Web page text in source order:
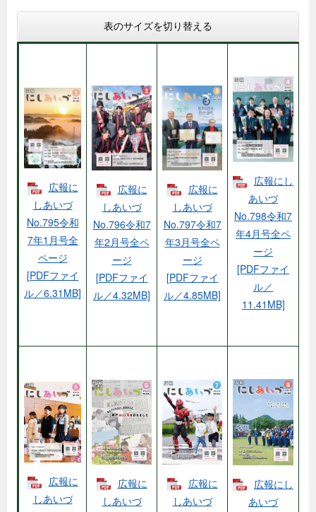
表のサイズを切り替える
広報に
しあいづ
No.795令和
7年1月号全
ページ
[PDFファイ
ル／6.31MB]
広報に
しあいづ
No.796令和7
年2月号全ペ
ージ
[PDFファイ
ル／4.32MB]
広報に
しあいづ
No.797令和7
年3月号全ペ
ージ
[PDFファイ
ル／4.85MB]
広報にし
あいづ
No.798令和7
年4月号全ペ
ージ
[PDFファイ
ル／
11.41MB]
広報に
しあいづ
広報に
しあいづ
広報に
しあいづ
広報にし
あいづ